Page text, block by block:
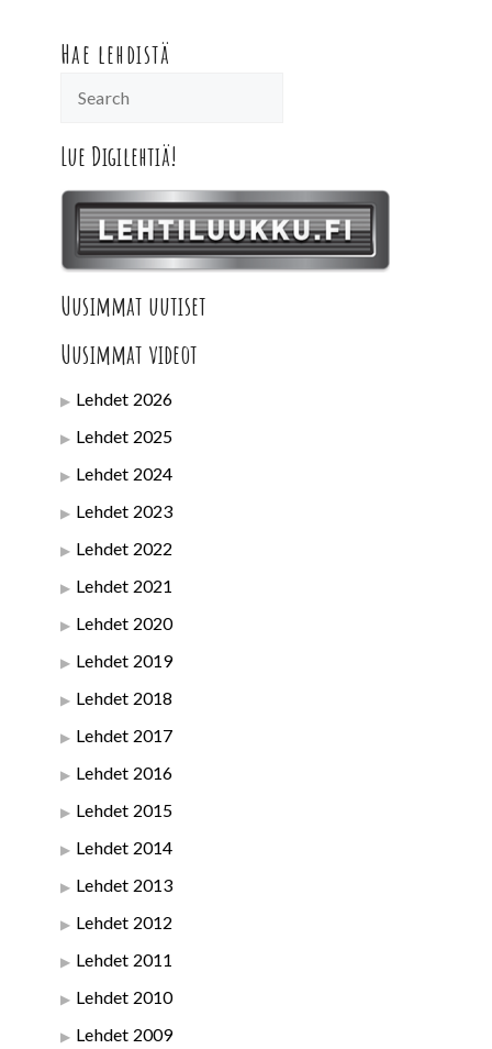
Hae lehdistä
Lue Digilehtiä!
Uusimmat uutiset
Uusimmat videot
Lehdet 2026
Lehdet 2025
Lehdet 2024
Lehdet 2023
Lehdet 2022
Lehdet 2021
Lehdet 2020
Lehdet 2019
Lehdet 2018
Lehdet 2017
Lehdet 2016
Lehdet 2015
Lehdet 2014
Lehdet 2013
Lehdet 2012
Lehdet 2011
Lehdet 2010
Lehdet 2009